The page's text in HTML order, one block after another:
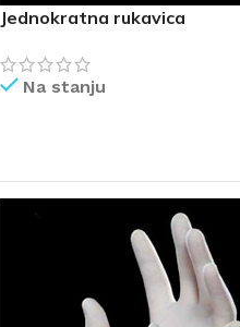
Jednokratna rukavica
Na stanju